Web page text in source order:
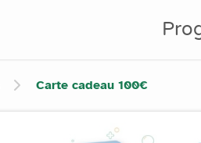
Carte cadeau 100€